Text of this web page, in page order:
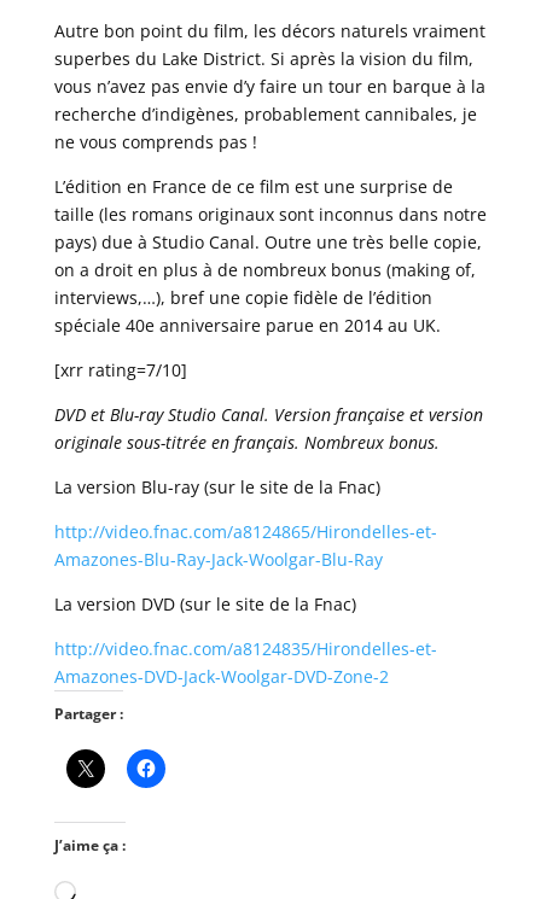
Autre bon point du film, les décors naturels vraiment
superbes du Lake District. Si après la vision du film,
vous n’avez pas envie d’y faire un tour en barque à la
recherche d’indigènes, probablement cannibales, je
ne vous comprends pas !
L’édition en France de ce film est une surprise de
taille (les romans originaux sont inconnus dans notre
pays) due à Studio Canal. Outre une très belle copie,
on a droit en plus à de nombreux bonus (making of,
interviews,…), bref une copie fidèle de l’édition
spéciale 40e anniversaire parue en 2014 au UK.
[xrr rating=7/10]
DVD et Blu-ray Studio Canal. Version française et version
originale sous-titrée en français. Nombreux bonus.
La version Blu-ray (sur le site de la Fnac)
http://video.fnac.com/a8124865/Hirondelles-et-
Amazones-Blu-Ray-Jack-Woolgar-Blu-Ray
La version DVD (sur le site de la Fnac)
http://video.fnac.com/a8124835/Hirondelles-et-
Amazones-DVD-Jack-Woolgar-DVD-Zone-2
Partager :
J’aime ça :
Chargement…